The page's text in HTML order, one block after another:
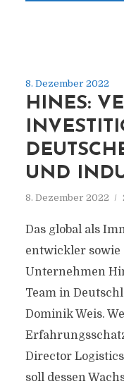
8. Dezember 2022
HINES:
UND
8. Dezember 2022
Das global als
entwickler sowie
Unternehmen
Team in
Dominik Weis.
Director
soll dessen